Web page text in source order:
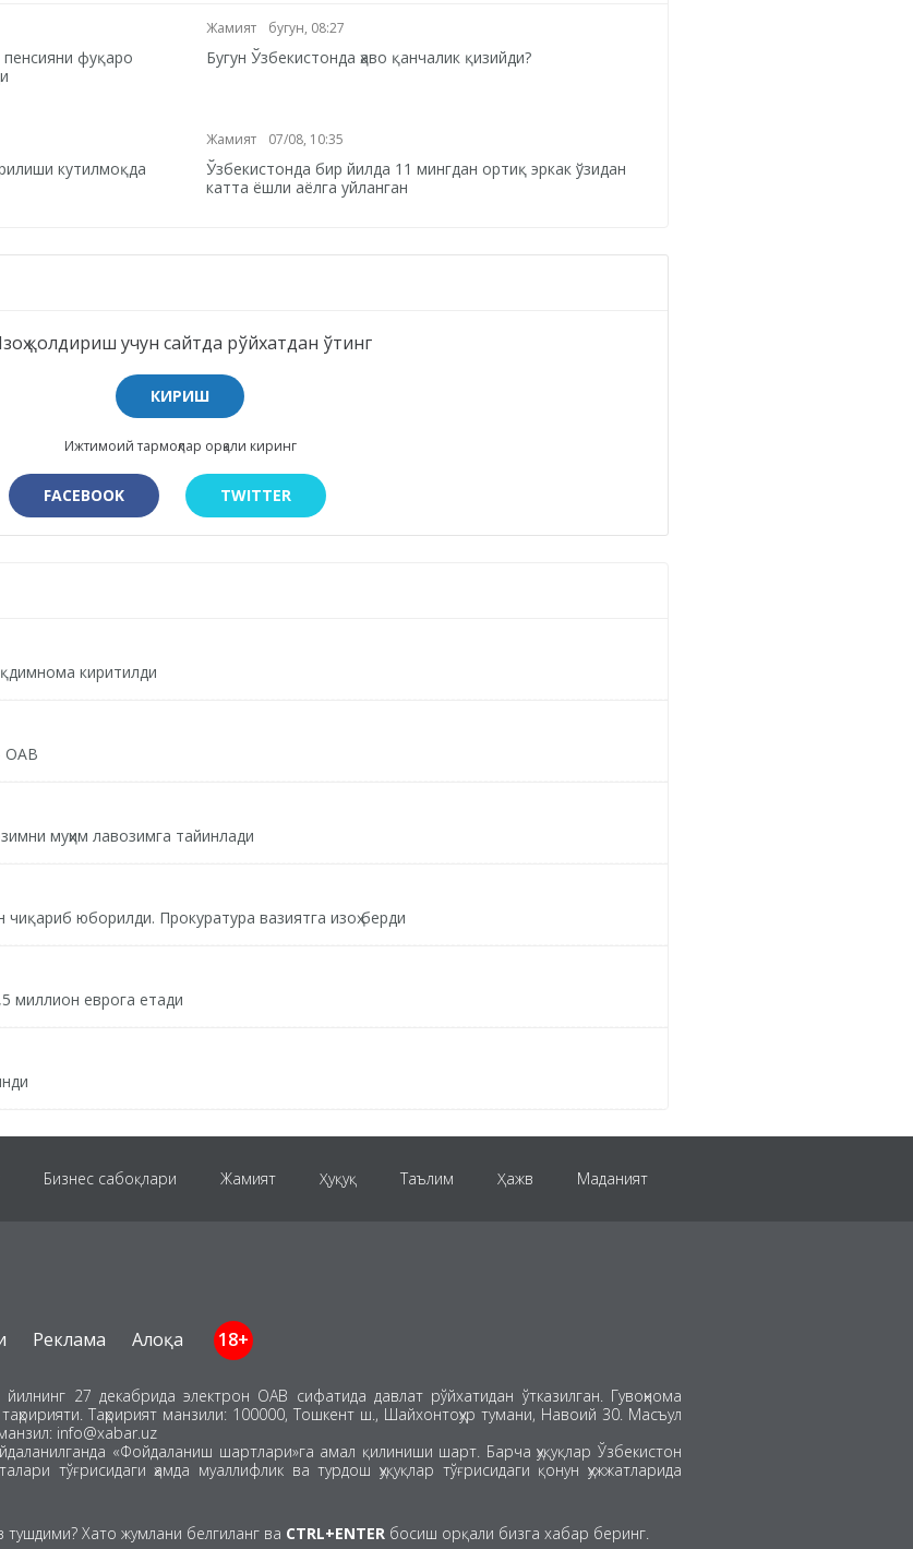
пенсияни фуқаро
Жамият бугун, 08:27
Бугун Ўзбекистонда ҳаво қанчалик қизийди?
кутилмоқда
Жамият 07/08, 10:35
Ўзбекистонда бир йилда 11 мингдан ортиқ эркак ўзидан
катта ёшли аёлга уйланган
қолдириш учун сайтда рўйхатдан ўтинг
КИРИШ
Ижтимоий тармоқлар орқали киринг
FACEBOOK TWITTER
киритилди
ОАВ
муҳим лавозимга тайинлади
юборилди. Прокуратура вазиятга изоҳ берди
миллион еврога етади
Бизнес сабоқлари Жамият Ҳуқуқ Таълим Ҳажв Маданият
Таҳлил Авто
Реклама Алоқа 18+
27 декабрида электрон ОАВ сифатида давлат рўйхатидан ўтказилган. Гувоҳнома
Таҳририят манзили: 100000, Тошкент ш., Шайхонтоҳур тумани, Навоий 30. Масъул
info@xabar.uz
«Фойдаланиш шартлари»га амал қилиниши шарт. Барча ҳуқуқлар Ўзбекистон
тўғрисидаги ҳамда муаллифлик ва турдош ҳуқуқлар тўғрисидаги қонун ҳужжатларида
тушдими? Хато жумлани белгиланг ва CTRL+ENTER босиш орқали бизга хабар беринг.